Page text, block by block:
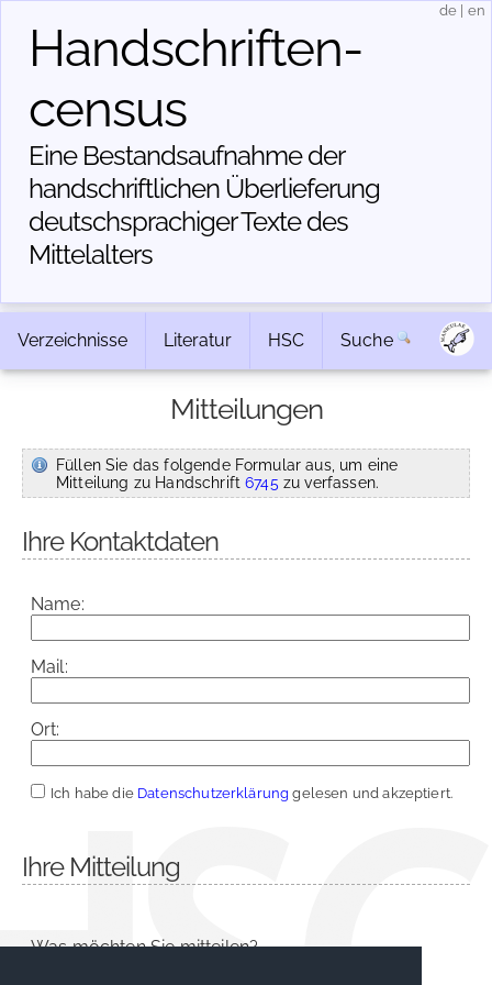
Handschriften­
census
Eine Bestandsaufnahme der
handschriftlichen Über­lieferung
deutschsprachiger Texte des
Mittelalters
de en
Verzeichnisse Literatur HSC Suche
Mitteilungen
Füllen Sie das folgende Formular aus, um eine
Mitteilung zu Handschrift6745 zu verfassen.
Ihre Kontaktdaten
Name:
Mail:
Ort:
Ich habe die Datenschutzerklärung gelesen und akzeptiert.
Ihre Mitteilung
Was möchten Sie mitteilen?